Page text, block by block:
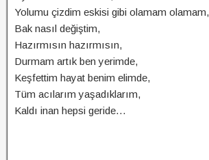
Yolumu çizdim eskisi gibi olamam olamam,
Bak nasıl değiştim,
Hazırmısın hazırmısın,
Durmam artık ben yerimde,
Keşfettim hayat benim elimde,
Tüm acılarım yaşadıklarım,
Kaldı inan hepsi geride…